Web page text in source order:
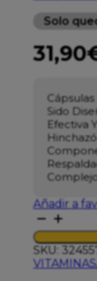
Solo
31,90
Sido
Efectiva
Añadir a
DIGEST
ON
60
CAPSULAS
SKU: